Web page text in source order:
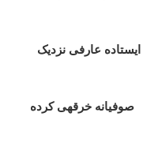
عارفی نزديک
خرقهی کرده